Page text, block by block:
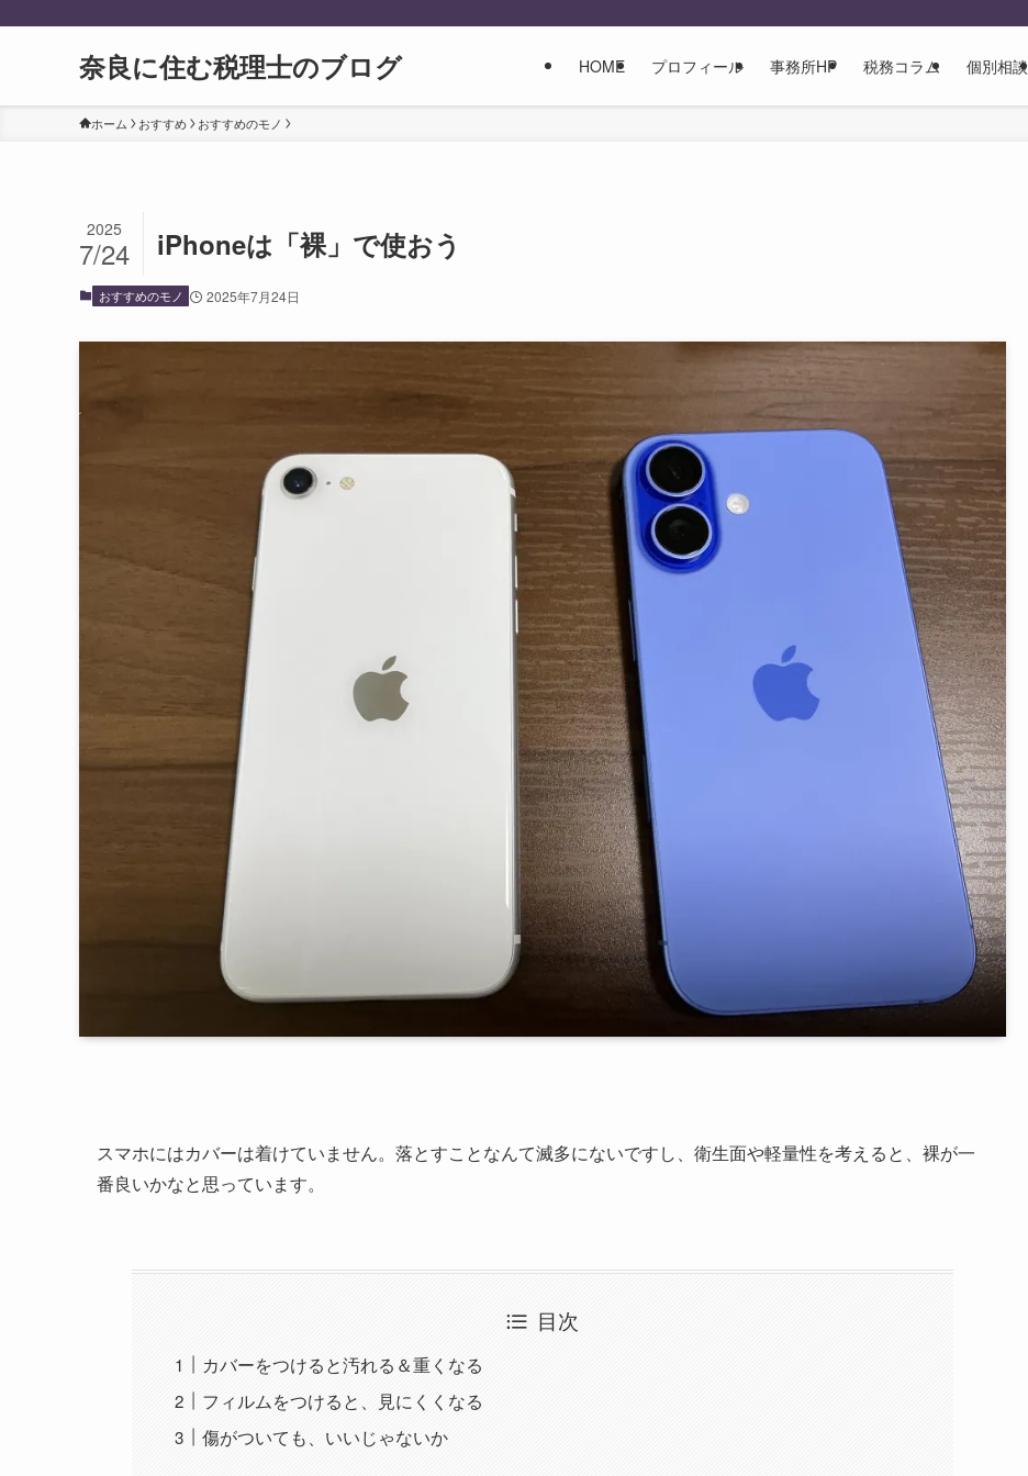
奈良に住む税理士のブログ HOME プロフィール 事務所HP 税務コラム 個別相談
ホーム おすすめ おすすめのモノ
iPhoneは「裸」で使おう
2025
7/24
おすすめのモノ 2025年7月24日
スマホにはカバーは着けていません。落とすことなんて滅多にないですし、衛生面や軽量性を考えると、裸が一
番良いかなと思っています。
目次
カバーをつけると汚れる＆重くなる
フィルムをつけると、見にくくなる
傷がついても、いいじゃないか